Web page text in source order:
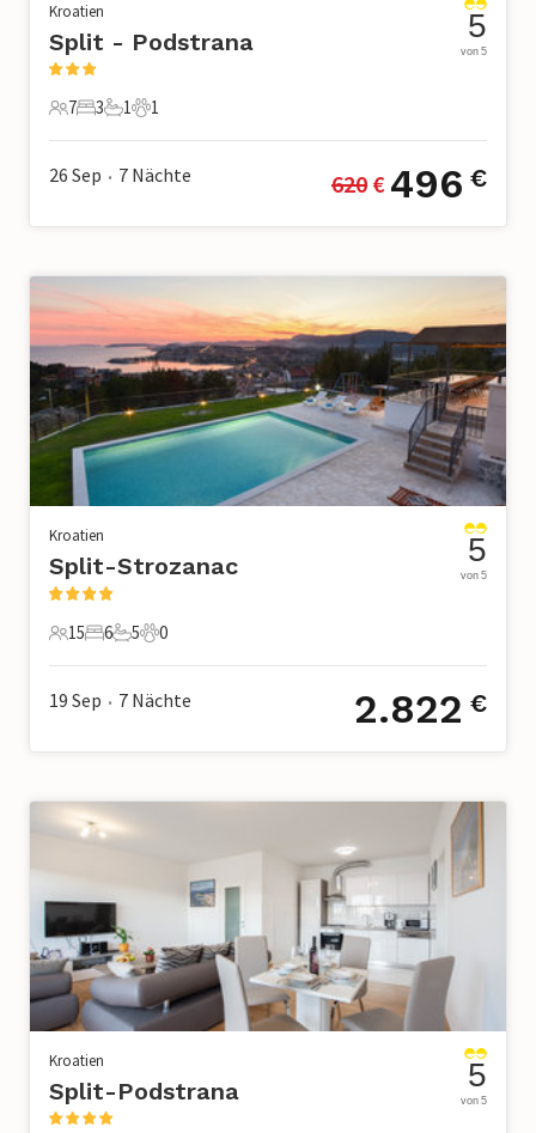
Kroatien
Split - Podstrana
7 Gäste
7
3 Schlafzimmer
3
1 Badezimmer
1
1 Haustier
1
5
von 5
26 Sep • 7 Nächte 620 € 496 €
Kroatien
Split-Strozanac
15 Gäste
15
6 Schlafzimmer
6
5 Badezimmer
5
0 Haustiere
0
5
von 5
19 Sep • 7 Nächte 2.822 €
Kroatien
Split-Podstrana 5
von 5